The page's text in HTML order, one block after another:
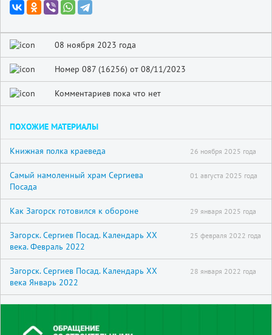
08 ноября 2023 года
Номер 087 (16256) от 08/11/2023
Комментариев пока что нет
ПОХОЖИЕ МАТЕРИАЛЫ
Книжная полка краеведа 26 ноября 2025 года
Самый намоленный храм Сергиева
Посада
01 августа 2025 года
Как Загорск готовился к обороне 29 января 2025 года
Загорск. Сергиев Посад. Календарь XX
века. Февраль 2022
25 февраля 2022 года
Загорск. Сергиев Посад. Календарь XX
века Январь 2022
28 января 2022 года